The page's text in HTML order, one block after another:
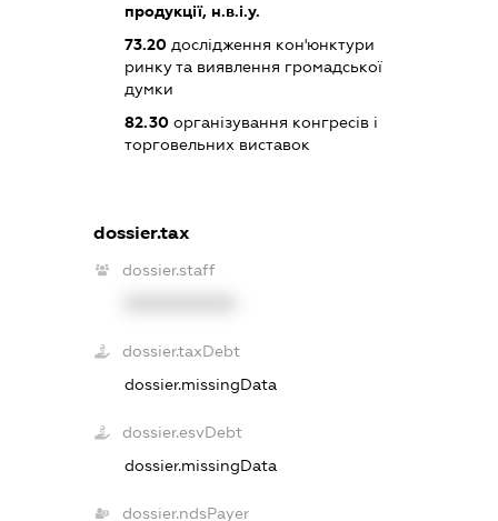
продукції, н.в.і.у.
73.20дослідження кон'юнктури
ринку та виявлення громадської
думки
82.30організування конгресів і
торговельних виставок
dossier.tax
dossier.staff
dossier.taxDebt
dossier.missingData
dossier.esvDebt
dossier.missingData
dossier.ndsPayer